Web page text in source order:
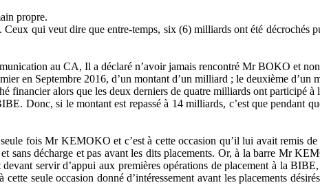
propre.
qui veut dire que entre-temps, six (6) milliards ont été décrochés
au CA, Il a déclaré n’avoir jamais rencontré Mr BOKO et
en Septembre 2016, d’un montant d’un milliard ; le deuxième d’un
financier alors que les deux derniers de quatre milliards ont participé
Donc, si le montant est repassé à 14 milliards, c’est que pendant
fois Mr KEMOKO et c’est à cette occasion qu’il lui avait remis
sans décharge et pas avant les dits placements. Or, à la barre Mr
servir d’appui aux premières opérations de placement à la
seule occasion donné d’intéressement avant les placements